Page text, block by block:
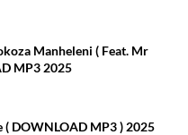
Manheleni ( Feat. Mr
MP3 2025
DOWNLOAD MP3 ) 2025